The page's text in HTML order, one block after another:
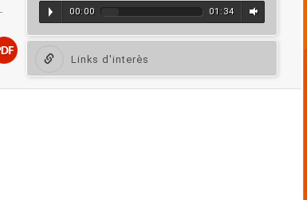
00:00 01:34
Links d'interès